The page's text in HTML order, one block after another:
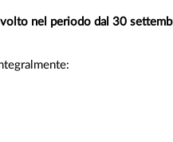
nel periodo dal 30